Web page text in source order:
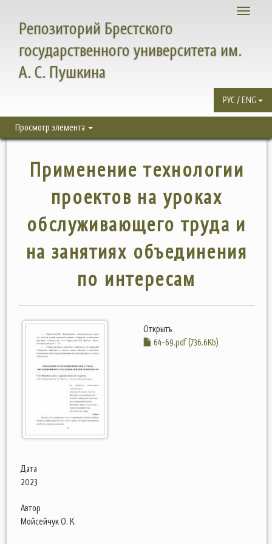
Toggle
Репозиторий Брестского
государственного университета им.
А. С. Пушкина
РУС / ENG
Просмотр элемента
Применение технологии
проектов на уроках
обслуживающего труда и
на занятиях объединения
по интересам
Открыть
64-69.pdf (736.6Kb)
Дата
2023
Автор
Мойсейчук О. К.